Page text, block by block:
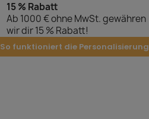
15 % Rabatt
Ab 1000 € ohne MwSt. gewähren
wir dir 15 % Rabatt!
So funktioniert die Personalisierung